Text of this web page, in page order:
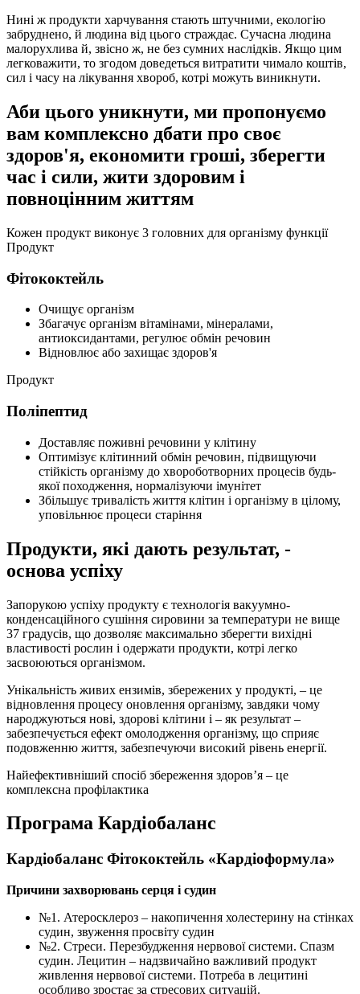
Нині ж продукти харчування стають штучними, екологію
забруднено, й людина від цього страждає. Сучасна людина
малорухлива й, звісно ж, не без сумних наслідків. Якщо цим
легковажити, то згодом доведеться витратити чимало коштів,
сил і часу на лікування хвороб, котрі можуть виникнути.
Аби цього уникнути, ми пропонуємо
вам комплексно дбати про своє
здоров'я, економити гроші, зберегти
час і сили, жити здоровим і
повноцінним життям
Кожен продукт виконує 3 головних для організму функції
Продукт
Фітококтейль
Очищує організм
Збагачує організм вітамінами, мінералами,
антиоксидантами, регулює обмін речовин
Відновлює або захищає здоров'я
Продукт
Поліпептид
Доставляє поживні речовини у клітину
Оптимізує клітинний обмін речовин, підвищуючи
стійкість організму до хвороботворних процесів будь-
якої походження, нормалізуючи імунітет
Збільшує тривалість життя клітин і організму в цілому,
уповільнює процеси старіння
Продукти, які дають результат, -
основа успіху
Запорукою успіху продукту є технологія вакуумно-
конденсаційного сушіння сировини за температури не вище
37 градусів, що дозволяє максимально зберегти вихідні
властивості рослин і одержати продукти, котрі легко
засвоюються організмом.
Унікальність живих ензимів, збережених у продукті, – це
відновлення процесу оновлення організму, завдяки чому
народжуються нові, здорові клітини і – як результат –
забезпечується ефект омолодження організму, що сприяє
подовженню життя, забезпечуючи високий рівень енергії.
Найефективніший спосіб збереження здоров’я – це
комплексна профілактика
Програма Кардіобаланс
Кардіобаланс Фітококтейль «Кардіоформула»
Причини захворювань серця і судин
№1. Атеросклероз – накопичення холестерину на стінках
судин, звуження просвіту судин
№2. Стреси. Перезбудження нервової системи. Спазм
судин. Лецитин – надзвичайно важливий продукт
живлення нервової системи. Потреба в лецитині
особливо зростає за стресових ситуацій.